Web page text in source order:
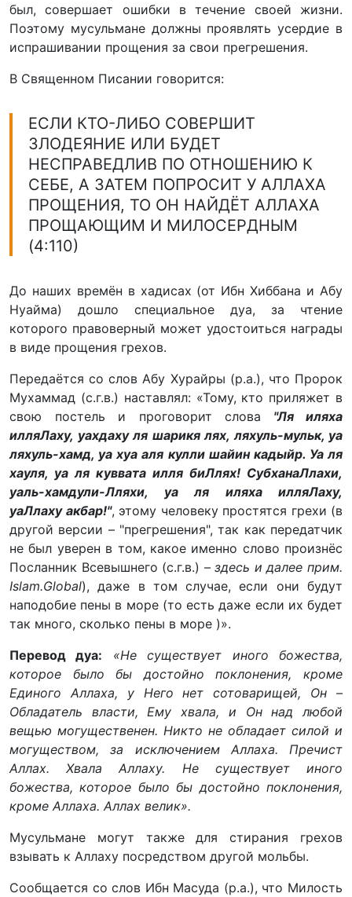
был, совершает ошибки в течение своей жизни.
Поэтому мусульмане должны проявлять усердие в
испрашивании прощения за свои прегрешения.
В Священном Писании говорится:
ЕСЛИ КТО-ЛИБО СОВЕРШИТ
ЗЛОДЕЯНИЕ ИЛИ БУДЕТ
НЕСПРАВЕДЛИВ ПО ОТНОШЕНИЮ К
СЕБЕ, А ЗАТЕМ ПОПРОСИТ У АЛЛАХА
ПРОЩЕНИЯ, ТО ОН НАЙДЁТ АЛЛАХА
ПРОЩАЮЩИМ И МИЛОСЕРДНЫМ
(4:110)
До наших времён в хадисах (от Ибн Хиббана и Абу
Нуайма) дошло специальное дуа, за чтение
которого правоверный может удостоиться награды
в виде прощения грехов.
Передаётся со слов Абу Хурайры (р.а.), что Пророк
Мухаммад (с.г.в.) наставлял: «Тому, кто приляжет в
свою постель и проговорит слова "Ля иляха
илляЛаху, уахдаху ля шарикя лях, ляхуль-мульк, уа
ляхуль-хамд, уа хуа аля кулли шайин кадыйр. Уа ля
хауля, уа ля куввата илля биЛлях! СубханаЛлахи,
уаль-хамдули-Лляхи, уа ля иляха илляЛаху,
уаЛлаху акбар!", этому человеку простятся грехи (в
другой версии – "прегрешения", так как передатчик
не был уверен в том, какое именно слово произнёс
Посланник Всевышнего (с.г.в.) –здесь и далее прим.
Islam.Global), даже в том случае, если они будут
наподобие пены в море (то есть даже если их будет
так много, сколько пены в море )».
Перевод дуа:
«Не существует иного божества,
которое было бы достойно поклонения, кроме
Единого Аллаха, у Него нет сотоварищей, Он –
Обладатель власти, Ему хвала, и Он над любой
вещью могущественен. Никто не обладает силой и
могуществом, за исключением Аллаха. Пречист
Аллах. Хвала Аллаху. Не существует иного
божества, которое было бы достойно поклонения,
кроме Аллаха. Аллах велик».
Мусульмане могут также для стирания грехов
взывать к Аллаху посредством другой мольбы.
Сообщается со слов Ибн Масуда (р.а.), что Милость